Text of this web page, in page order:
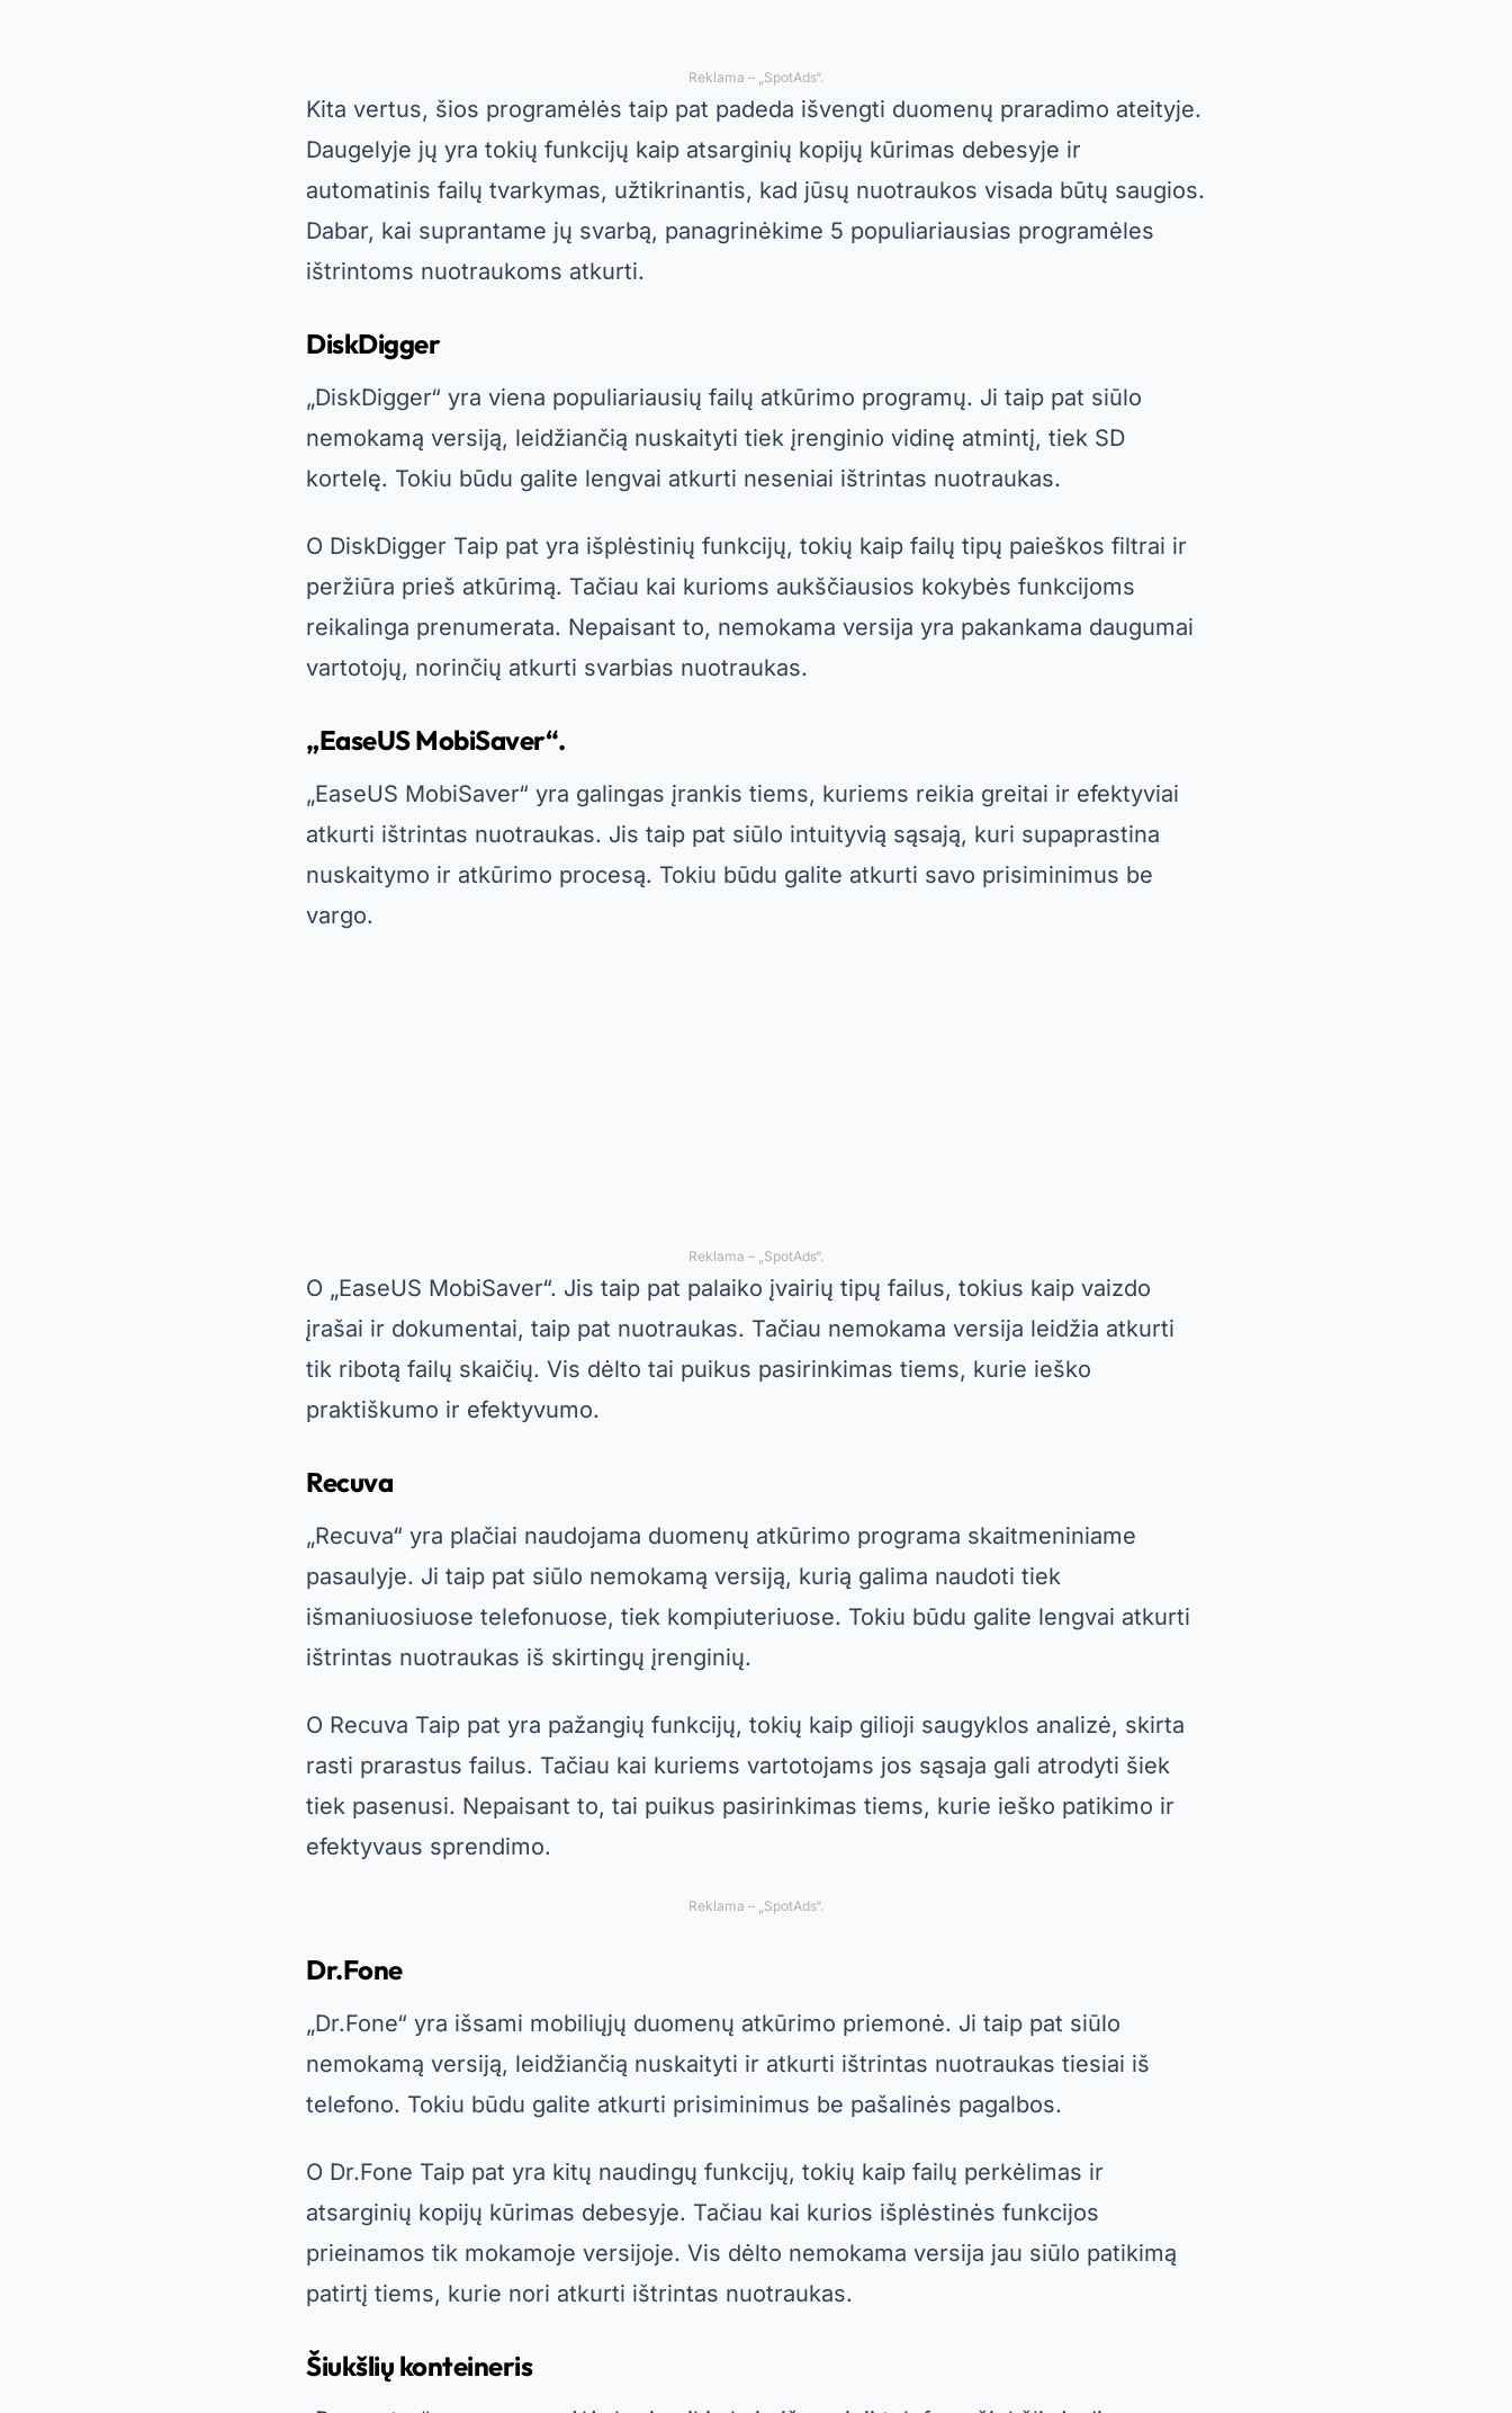
„DiskDigger“ yra viena populiariausių failų atkūrimo programų. Ji taip pat siūlo
nemokamą versiją, leidžiančią nuskaityti tiek įrenginio vidinę atmintį, tiek SD
kortelę. Tokiu būdu galite lengvai atkurti neseniai ištrintas nuotraukas.
ODiskDiggerTaip pat yra išplėstinių funkcijų, tokių kaip failų tipų paieškos filtrai ir
reikalinga prenumerata. Nepaisant to, nemokama versija yra pakankama daugumai
vartotojų, norinčių atkurti svarbias nuotraukas.
„EaseUS MobiSaver“.
atkurti ištrintas nuotraukas. Jis taip pat siūlo intuityvią sąsają, kuri supaprastina
nuskaitymo ir atkūrimo procesą. Tokiu būdu galite atkurti savo prisiminimus be
vargo.
O„EaseUS MobiSaver“.Jis taip pat palaiko įvairių tipų failus, tokius kaip vaizdo
tik ribotą failų skaičių. Vis dėlto tai puikus pasirinkimas tiems, kurie ieško
praktiškumo ir efektyvumo.
Recuva
efektyvaus sprendimo.
Reklama – „SpotAds“.
Dr.Fone
nemokamą versiją, leidžiančią nuskaityti ir atkurti ištrintas nuotraukas tiesiai iš
telefono. Tokiu būdu galite atkurti prisiminimus be pašalinės pagalbos.
ODr.FoneTaip pat yra kitų naudingų funkcijų, tokių kaip failų perkėlimas ir
atsarginių kopijų kūrimas debesyje. Tačiau kai kurios išplėstinės funkcijos
patirtį tiems, kurie nori atkurti ištrintas nuotraukas.
Šiukšlių konteineris
„Dumpster“ yra programėlė, kuri veikia kaip išmanioji telefono šiukšlinė. Ji
automatiškai išsaugo ištrintas nuotraukas specialiame aplanke, todėl prireikus
kūrimas ir failų tvarkymas. Tačiau nemokama versija naudojimo metu rodo
reklamas. Nepaisant to, tai puikus pasirinkimas tiems, kurie ieško paprasto ir
praktiško sprendimo atkurti ištrintas nuotraukas.
Savybės, kurios daro skirtumą
Renkantis programėlę ištrintoms nuotraukoms atkurti, svarbu atsižvelgti į jos
siūlo pažangų nuskaitymą ir skirtingų failų tipų palaikymą. Kita vertus, tokios